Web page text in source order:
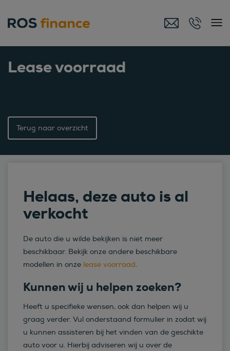
Lease voorraad
Terug naar overzicht
Helaas, deze auto is al
verkocht
De auto die u wilde bekijken is niet meer
beschikbaar. Bekijk onze andere beschikbare
modellen in onze lease voorraad.
Kunnen wij u helpen zoeken?
Heeft u specifieke wensen, ook dan helpen wij u
graag verder. Vul onderstaand formulier in zodat wij
u kunnen assisteren bij het vinden van de geschikte
auto voor u. Hierbij adviseren wij u over de